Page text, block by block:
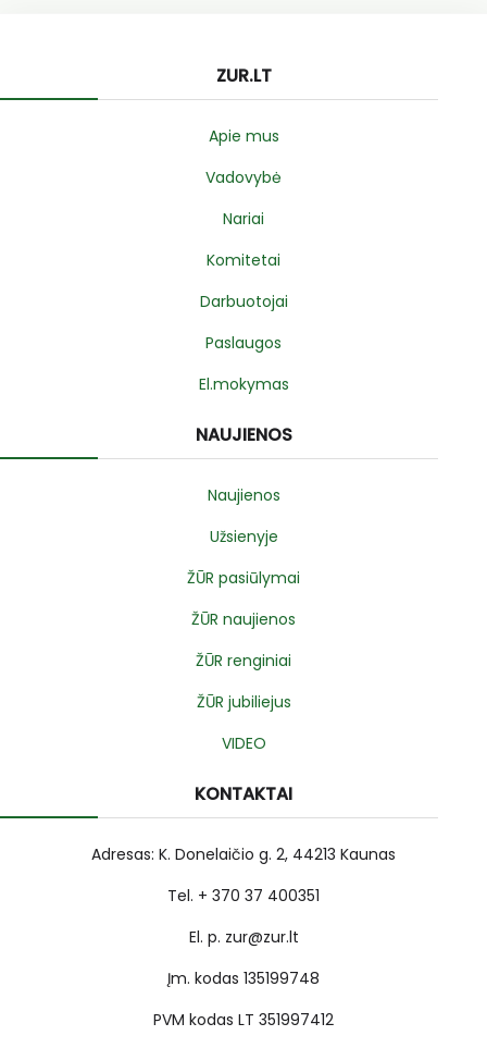
ZUR.LT
Apie mus
Vadovybė
Nariai
Komitetai
Darbuotojai
Paslaugos
El.mokymas
NAUJIENOS
Naujienos
Užsienyje
ŽŪR pasiūlymai
ŽŪR naujienos
ŽŪR renginiai
ŽŪR jubiliejus
VIDEO
KONTAKTAI
Adresas: K. Donelaičio g. 2, 44213 Kaunas
Tel. + 370 37 400351
El. p. zur@zur.lt
Įm. kodas 135199748
PVM kodas LT 351997412